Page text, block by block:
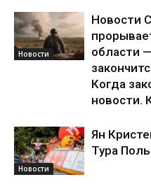
Новости
Новости
области
Когда
новости.
Новости
Ян
Тура